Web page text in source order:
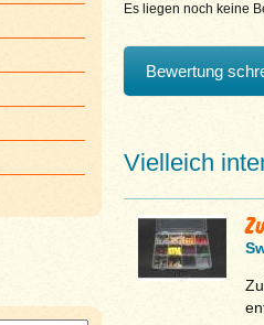
Es liegen noch keine
Bewertung
Vielleich